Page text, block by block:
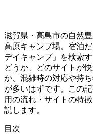
滋賀県・高島市の自然
高原キャンプ場。宿泊
デイキャンプ」を検索
どうか、どのサイトが
か、混雑時の対応や持
が多いはずです。この
用の流れ・サイトの特
説します。
目次